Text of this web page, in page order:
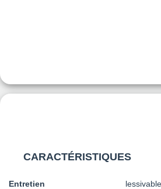
CARACTÉRISTIQUES
Entretien lessivable